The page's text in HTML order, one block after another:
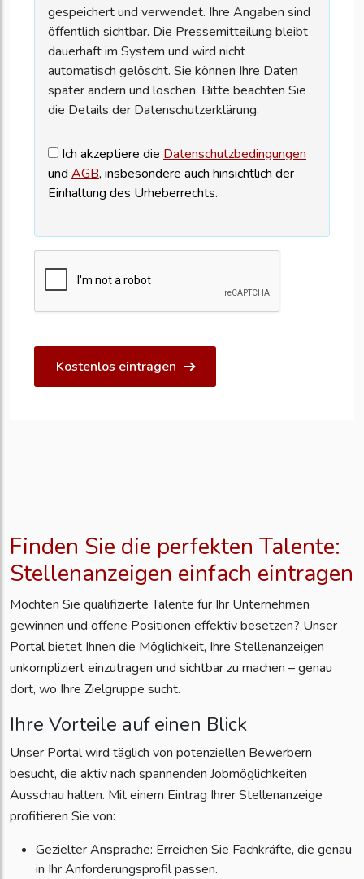
gespeichert und verwendet. Ihre Angaben sind
öffentlich sichtbar. Die Pressemitteilung bleibt
dauerhaft im System und wird nicht
automatisch gelöscht. Sie können Ihre Daten
später ändern und löschen. Bitte beachten Sie
die Details der Datenschutzerklärung.
Ich akzeptiere die Datenschutzbedingungen
und AGB, insbesondere auch hinsichtlich der
Einhaltung des Urheberrechts.
Kostenlos eintragen
Finden Sie die perfekten Talente:
Stellenanzeigen einfach eintragen
Möchten Sie qualifizierte Talente für Ihr Unternehmen
gewinnen und offene Positionen effektiv besetzen? Unser
Portal bietet Ihnen die Möglichkeit, Ihre Stellenanzeigen
unkompliziert einzutragen und sichtbar zu machen – genau
dort, wo Ihre Zielgruppe sucht.
Ihre Vorteile auf einen Blick
Unser Portal wird täglich von potenziellen Bewerbern
besucht, die aktiv nach spannenden Jobmöglichkeiten
Ausschau halten. Mit einem Eintrag Ihrer Stellenanzeige
profitieren Sie von:
Gezielter Ansprache: Erreichen Sie Fachkräfte, die genau
in Ihr Anforderungsprofil passen.